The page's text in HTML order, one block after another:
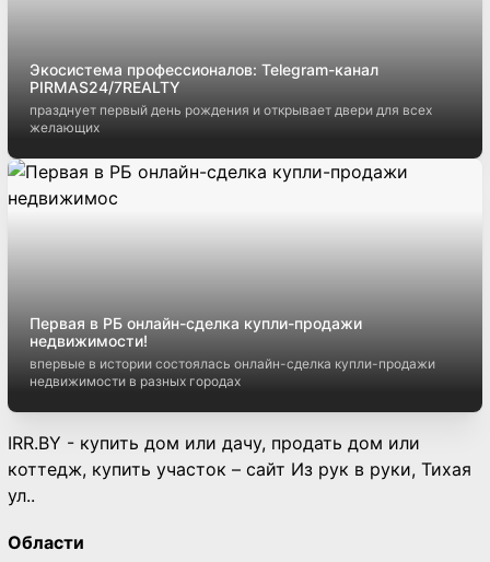
Экосистема профессионалов: Telegram-канал
PIRMAS24/7REALTY
празднует первый день рождения и открывает двери для всех
желающих
Первая в РБ онлайн-сделка купли-продажи
недвижимости!
впервые в истории состоялась онлайн-сделка купли-продажи
недвижимости в разных городах
IRR.BY - купить дом или дачу, продать дом или
коттедж, купить участок – сайт Из рук в руки, Тихая
ул..
Области